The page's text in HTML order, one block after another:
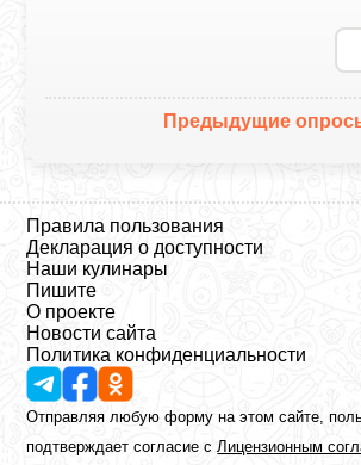
Предыдущие
Правила пользования
Декларация о доступности
Наши кулинары
Пишите
О проекте
Новости сайта
Политика конфиденциальности
Отправляя любую форму на этом сайте,
подтверждает согласие сЛицензионным